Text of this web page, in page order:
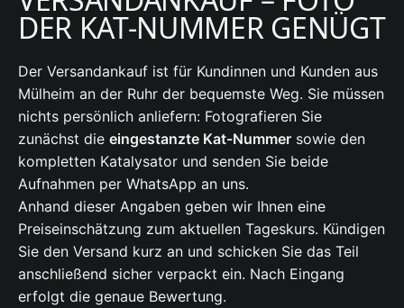
DER KAT-NUMMER GENÜGT
Der Versandankauf ist für Kundinnen und Kunden aus
Mülheim an der Ruhr der bequemste Weg. Sie müssen
nichts persönlich anliefern: Fotografieren Sie
zunächst die eingestanzte Kat-Nummer sowie den
kompletten Katalysator und senden Sie beide
Aufnahmen per WhatsApp an uns.
Anhand dieser Angaben geben wir Ihnen eine
Preiseinschätzung zum aktuellen Tageskurs. Kündigen
Sie den Versand kurz an und schicken Sie das Teil
anschließend sicher verpackt ein. Nach Eingang
erfolgt die genaue Bewertung.